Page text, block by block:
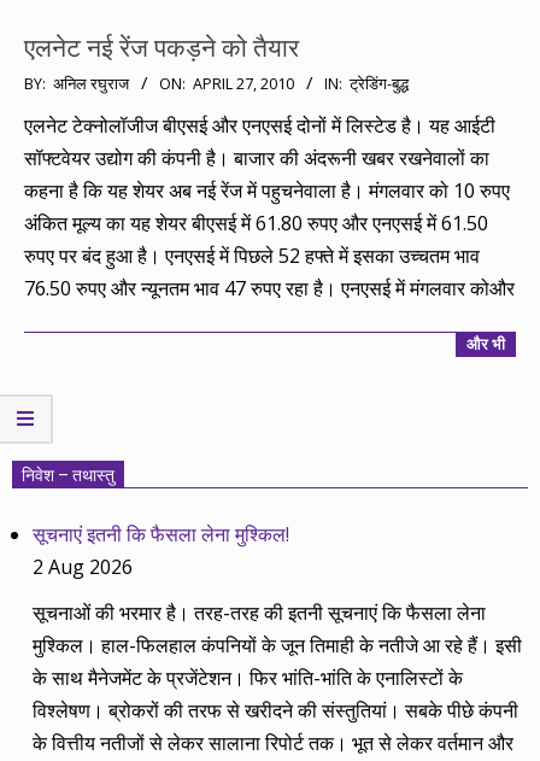
एलनेट नई रेंज पकड़ने को तैयार
2010-
04-
27
BY: अनिल रघुराज ON: APRIL 27, 2010 IN: ट्रेडिंग-बुद्ध
एलनेट टेक्नोलॉजीज बीएसई और एनएसई दोनों में लिस्टेड है। यह आईटी
सॉफ्टवेयर उद्योग की कंपनी है। बाजार की अंदरूनी खबर रखनेवालों का
कहना है कि यह शेयर अब नई रेंज में पहुचनेवाला है। मंगलवार को 10 रुपए
अंकित मूल्य का यह शेयर बीएसई में 61.80 रुपए और एनएसई में 61.50
रुपए पर बंद हुआ है। एनएसई में पिछले 52 हफ्ते में इसका उच्चतम भाव
76.50 रुपए और न्यूनतम भाव 47 रुपए रहा है। एनएसई में मंगलवार कोऔर
और भी
निवेश – तथास्तु
सूचनाएं इतनी कि फैसला लेना मुश्किल!
2 Aug 2026
सूचनाओं की भरमार है। तरह-तरह की इतनी सूचनाएं कि फैसला लेना
मुश्किल। हाल-फिलहाल कंपनियों के जून तिमाही के नतीजे आ रहे हैं। इसी
के साथ मैनेजमेंट के प्रजेंटेशन। फिर भांति-भांति के एनालिस्टों के
विश्लेषण। ब्रोकरों की तरफ से खरीदने की संस्तुतियां। सबके पीछे कंपनी
के वित्तीय नतीजों से लेकर सालाना रिपोर्ट तक। भूत से लेकर वर्तमान और